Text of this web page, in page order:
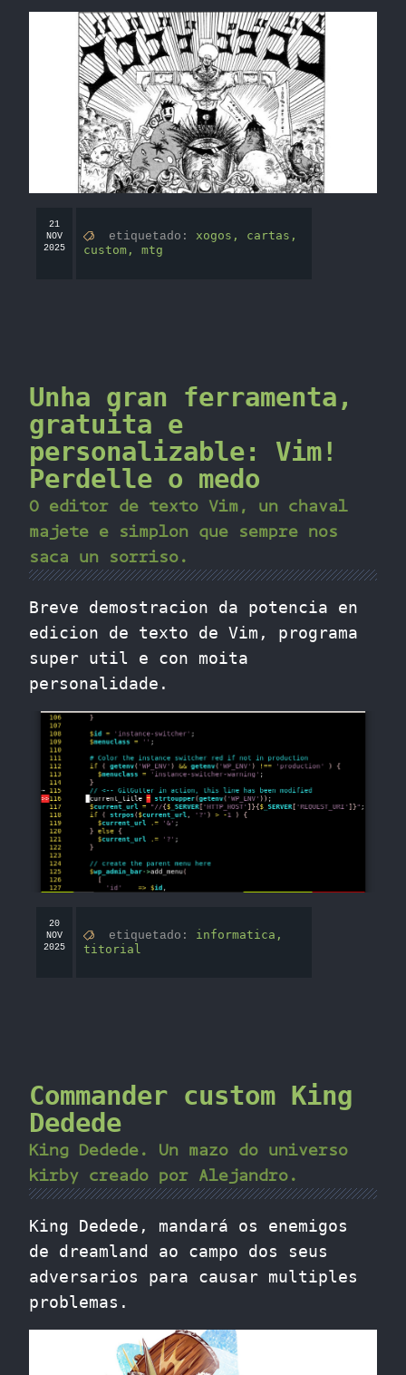
21
NOV
2025
etiquetado: xogos, cartas,
custom, mtg
Unha gran ferramenta,
gratuita e
personalizable: Vim!
Perdelle o medo
O editor de texto Vim, un chaval
majete e simplon que sempre nos
saca un sorriso.
Breve demostracion da potencia en
edicion de texto de Vim, programa
super util e con moita
personalidade.
20
NOV
2025
etiquetado: informatica,
titorial
Commander custom King
Dedede
King Dedede. Un mazo do universo
kirby creado por Alejandro.
King Dedede, mandará os enemigos
de dreamland ao campo dos seus
adversarios para causar multiples
problemas.